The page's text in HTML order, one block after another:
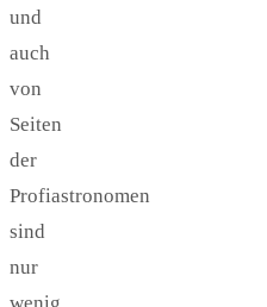
und
auch
von
Seiten
der
Profiastronomen
sind
nur